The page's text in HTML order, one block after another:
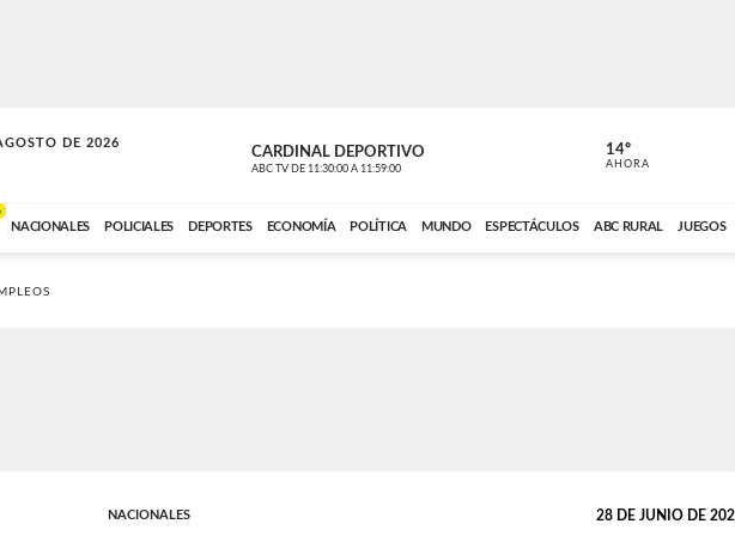
DE 2026
CARDINAL DEPORTIVO
ABC TV DE 11:30:00 A 11:59:00 ABC CARDINAL
14º
AHORA
NACIONALES POLICIALES DEPORTES ECONOMÍA POLÍTICA MUNDO ESPECTÁCULOS ABC RURAL JUEGOS
NACIONALES 28 DE JUNIO DE